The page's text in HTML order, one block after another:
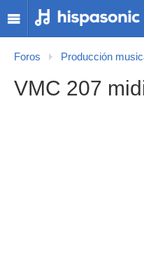
Foros Producción
VMC 207